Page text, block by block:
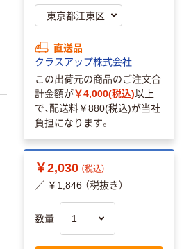
直送品
クラスアップ株式会社
この出荷元の商品のご注文合
計金額が￥4,000(税込)以上
で、配送料￥880(税込)が当社
負担になります。
￥2,030 （税込）
／ ￥1,846 （税抜き）
数量